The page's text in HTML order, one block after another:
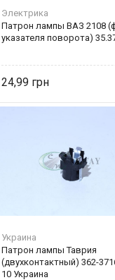
Электрика
Патрон лампы ВАЗ 2108
указателя поворота)
24,99
Украина
Патрон лампы Таврия
(двухконтактный) 362-
10 Украина